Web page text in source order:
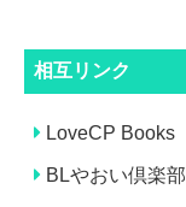
相互リンク
LoveCP Books
BLやおい倶楽部